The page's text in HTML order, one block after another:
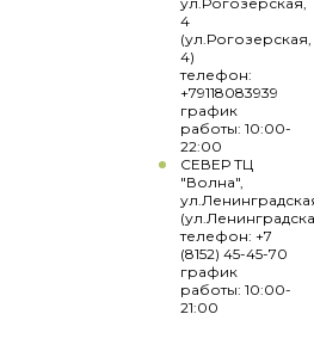
4
(ул.Рогозерская,
4)
телефон:
+79118083939
график
работы: 10:00-
22:00
СЕВЕР ТЦ
"Волна",
телефон: +7
(8152) 45-45-70
график
работы: 10:00-
21:00